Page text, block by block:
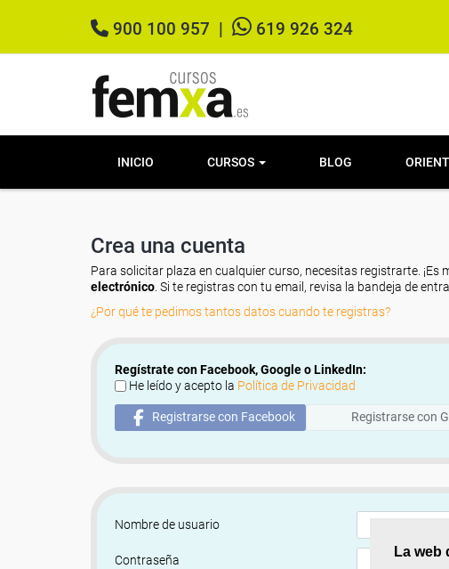
La web
900 100 957 619 926 324
INICIO CURSOS BLOG
Crea una cuenta
Para solicitar plaza en cualquier curso, necesitas registrarte.
electrónico . Si te registras con tu email, revisa la bandeja de
¿Por qué te pedimos tantos datos cuando te registras?
Regístrate con Facebook, Google o LinkedIn:
He leído y acepto la Política de Privacidad
Registrarse con Facebook Registrarse con
Nombre de usuario
Contraseña